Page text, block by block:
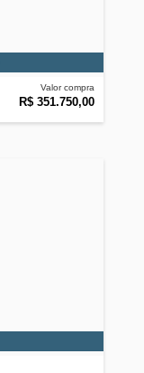
Valor compra
R$ 351.750,00